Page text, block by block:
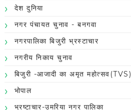
देश दुनिया
नगर पंचायत चुनाव - बनगवा
नगरपालिका बिजुरी भ्रस्टाचार
नगरीय निकाय चुनाव
बिजुरी -आजादी का अमृत महोत्सव(TVS)
भोपाल
भ्रष्टाचार-उमरिया नगर पालिका